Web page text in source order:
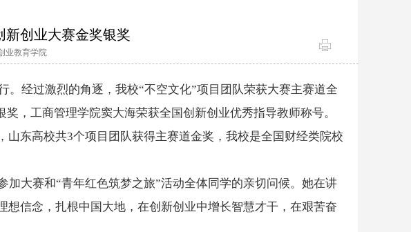
新创业大赛金奖银奖
业教育学院
经过激烈的角逐，我校“不空文化”项目团队荣获大赛主赛道全
，工商管理学院窦大海荣获全国创新创业优秀指导教师称号。
东高校共3个项目团队获得主赛道金奖，我校是全国财经类院校
大赛和“青年红色筑梦之旅”活动全体同学的亲切问候。她在讲
信念，扎根中国大地，在创新创业中增长智慧才干，在艰苦奋